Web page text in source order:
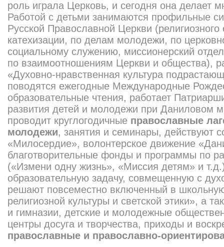
роль играла Церковь, и сегодня она делает
Работой с детьми занимаются профильные
Русской Православной Церкви (религиозного
катехизации, по делам молодежи, по
социальному служению, миссионерский
по взаимоотношениям Церкви и общества),
«Духовно-нравственная культура
поводятся ежегодные Международные
образовательные чтения, работает
развития детей и молодежи при Даниловом
проводит круглогодичные православные
молодежи, занятия и семинары, действуют
«Милосердие», волонтерское движение
благотворительные фонды и программы по
(«Измени одну жизнь», «Миссия детям» и
образовательную задачу, совмещенную с
решают повсеместно включенный в
религиозной культуры и светской этики», а
и гимназии, детские и молодежные
центры досуга и творчества, приходы и
православные и православно-